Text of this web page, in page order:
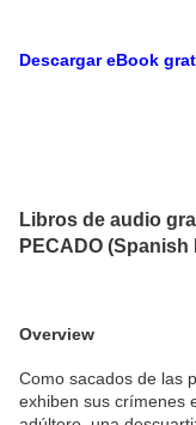
Descargar eBook
Libros de audio
PECADO
Overview
Como sacados de las
exhiben sus crímenes